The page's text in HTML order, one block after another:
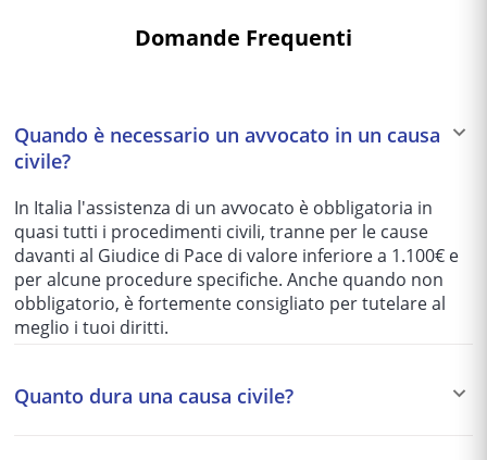
Domande Frequenti
Quando è necessario un avvocato in un causa
civile?
In Italia l'assistenza di un avvocato è obbligatoria in
quasi tutti i procedimenti civili, tranne per le cause
davanti al Giudice di Pace di valore inferiore a 1.100€ e
per alcune procedure specifiche. Anche quando non
obbligatorio, è fortemente consigliato per tutelare al
meglio i tuoi diritti.
Quanto dura una causa civile?